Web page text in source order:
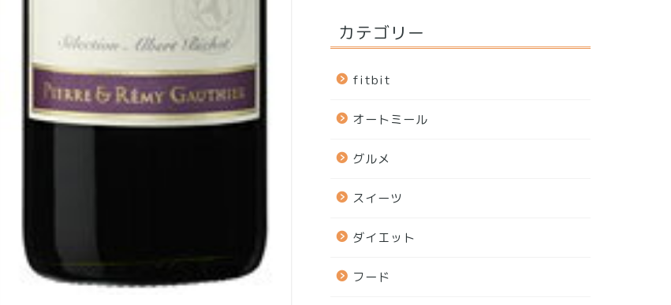
カテゴリー
fitbit
オートミール
グルメ
スイーツ
ダイエット
フード